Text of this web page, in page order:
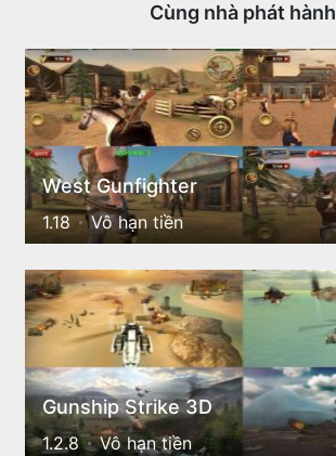
Cùng nhà phát hành
West Gunfighter
1.18 Vô hạn tiền
Gunship Strike 3D
1.2.8 Vô hạn tiền